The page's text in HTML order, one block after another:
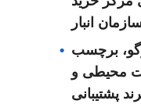
انبار
برچسب
محیطی و
پشتیبانی